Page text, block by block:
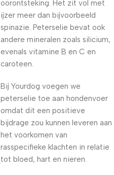
oorontsteking. Het zit vol met
ijzer meer dan bijvoorbeeld
spinazie. Peterselie bevat ook
andere mineralen zoals silicium,
evenals vitamine B en C en
caroteen.
Bij Yourdog voegen we
peterselie toe aan hondenvoer
omdat dit een positieve
bijdrage zou kunnen leveren aan
het voorkomen van
rasspecifieke klachten in relatie
tot bloed, hart en nieren.